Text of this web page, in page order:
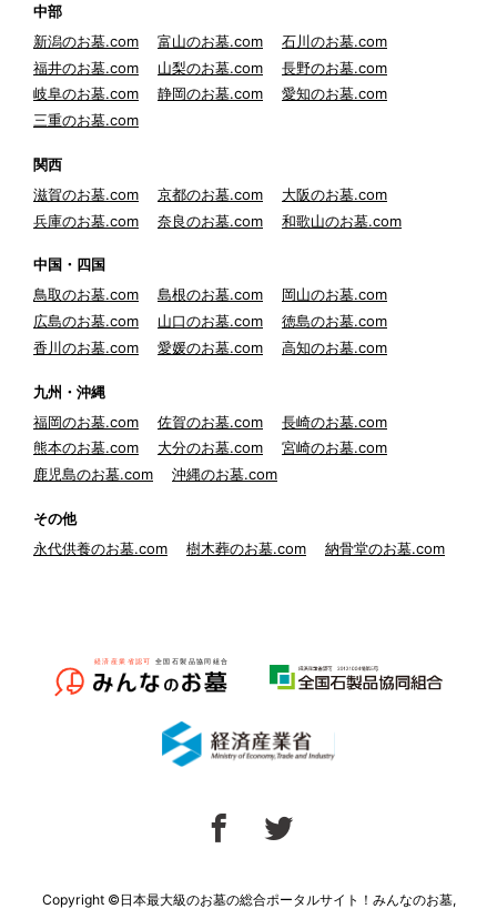
中部
新潟のお墓.com
富山のお墓.com
石川のお墓.com
福井のお墓.com
山梨のお墓.com
長野のお墓.com
岐阜のお墓.com
静岡のお墓.com
愛知のお墓.com
三重のお墓.com
関西
滋賀のお墓.com
京都のお墓.com
大阪のお墓.com
兵庫のお墓.com
奈良のお墓.com 和歌山のお墓.com
中国・四国
鳥取のお墓.com
島根のお墓.com
岡山のお墓.com
広島のお墓.com
山口のお墓.com
徳島のお墓.com
香川のお墓.com
愛媛のお墓.com 高知のお墓.com
九州・沖縄
福岡のお墓.com
佐賀のお墓.com
長崎のお墓.com
熊本のお墓.com
大分のお墓.com
宮崎のお墓.com
鹿児島のお墓.com
沖縄のお墓.com
その他
永代供養のお墓.com
樹木葬のお墓.com 納骨堂のお墓.com
Copyright ©日本最大級のお墓の総合ポータルサイト！みんなのお墓,